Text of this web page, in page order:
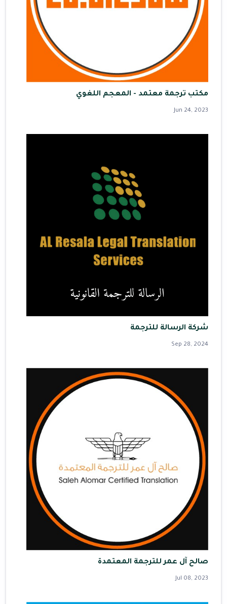
مكتب ترجمة معتمد - المعجم اللغوي
Jun 24, 2023
شركة الرسالة للترجمة
Sep 28, 2024
صالح آل عمر للترجمة المعتمدة
Jul 08, 2023